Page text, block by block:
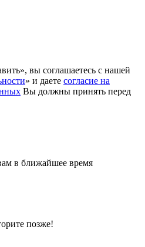
вы соглашаетесь с нашей
» и даете согласие на
Вы должны принять перед
в ближайшее время
позже!